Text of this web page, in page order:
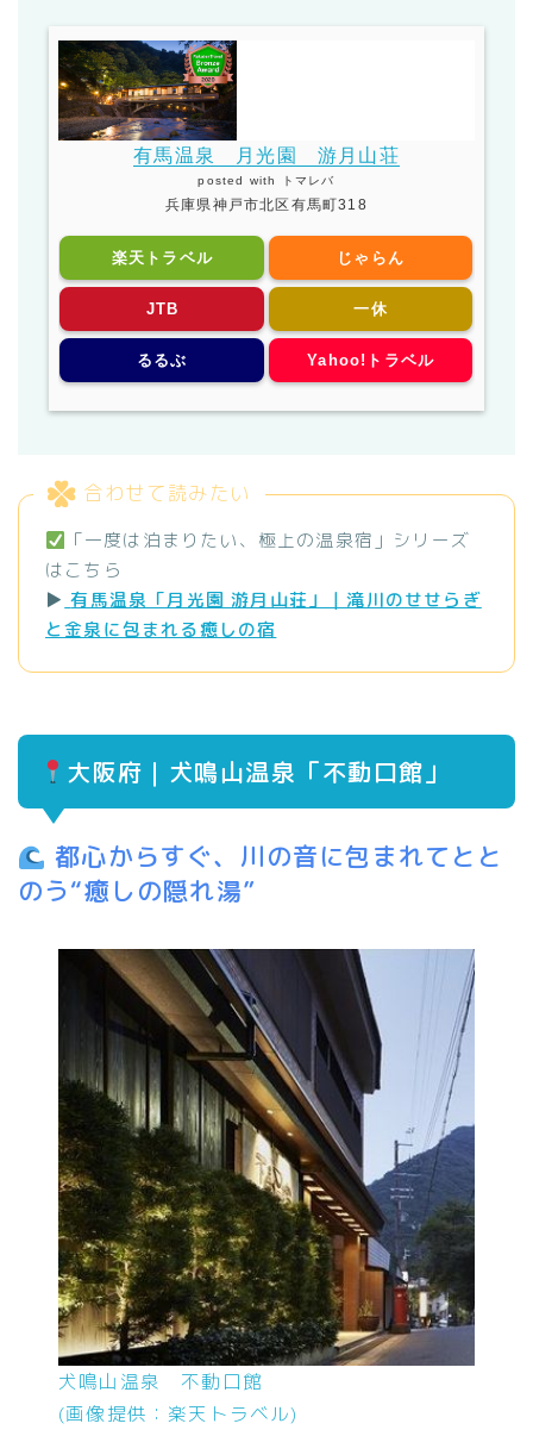
有馬温泉 月光園 游月山荘
posted with トマレバ
兵庫県神戸市北区有馬町318
楽天トラベル じゃらん
JTB 一休
るるぶ Yahoo!トラベル
合わせて読みたい
「一度は泊まりたい、極上の温泉宿」シリーズ
はこちら
▶ 有馬温泉「月光園 游月山荘」｜滝川のせせらぎ
と金泉に包まれる癒しの宿
大阪府｜犬鳴山温泉「不動口館」
都心からすぐ、川の音に包まれてとと
のう“癒しの隠れ湯”
犬鳴山温泉 不動口館
(画像提供：楽天トラベル)